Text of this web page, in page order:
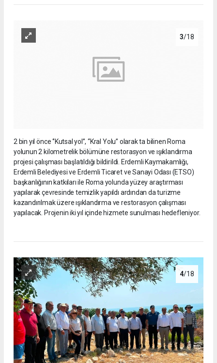
3/18
2 bin yıl önce ‘’Kutsal yol’’, “Kral Yolu” olarak ta bilinen Roma
yolunun 2 kilometrelik bölümüne restorasyon ve ışıklandırma
projesi çalışması başlatıldığı bildirildi. Erdemli Kaymakamlığı,
Erdemli Belediyesi ve Erdemli Ticaret ve Sanayi Odası (ETSO)
başkanlığının katkıları ile Roma yolunda yüzey araştırması
yapılarak çevresinde temizlik yapıldı ardından da turizme
kazandırılmak üzere ışıklandırma ve restorasyon çalışması
yapılacak. Projenin iki yıl içinde hizmete sunulması hedefleniyor.
4/18